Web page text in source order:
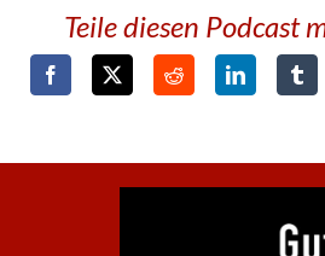
Teile diesen Podcast